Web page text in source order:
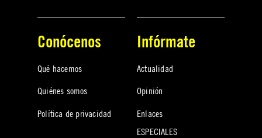
Conócenos
Qué hacemos
Quiénes somos
Política de privacidad
Infórmate
Actualidad
Opinión
Enlaces
ESPECIALES